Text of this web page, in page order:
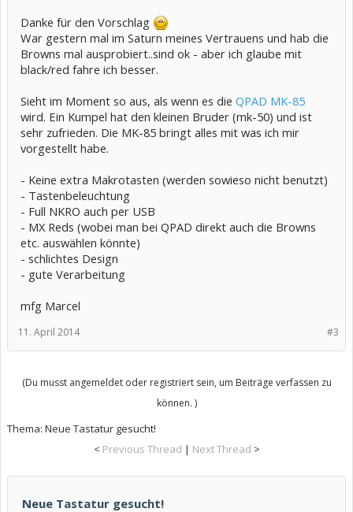
Danke für den Vorschlag
War gestern mal im Saturn meines Vertrauens und hab die
Browns mal ausprobiert..sind ok - aber ich glaube mit
black/red fahre ich besser.
Sieht im Moment so aus, als wenn es die QPAD MK-85
wird. Ein Kumpel hat den kleinen Bruder (mk-50) und ist
sehr zufrieden. Die MK-85 bringt alles mit was ich mir
vorgestellt habe.
- Keine extra Makrotasten (werden sowieso nicht benutzt)
- Tastenbeleuchtung
- Full NKRO auch per USB
- MX Reds (wobei man bei QPAD direkt auch die Browns
etc. auswählen könnte)
- schlichtes Design
- gute Verarbeitung
mfg Marcel
#3
11. April 2014
(Du musst angemeldet oder registriert sein, um Beiträge verfassen zu
können. )
Thema: Neue Tastatur gesucht!
< Previous Thread | Next Thread >
Neue Tastatur gesucht!